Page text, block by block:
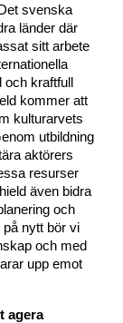
svenska
länder där
sitt arbete
kraftfull
kommer att
kulturarvets
utbildning
aktörers
resurser
även bidra
och
på nytt bör vi
och med
upp emot
agera